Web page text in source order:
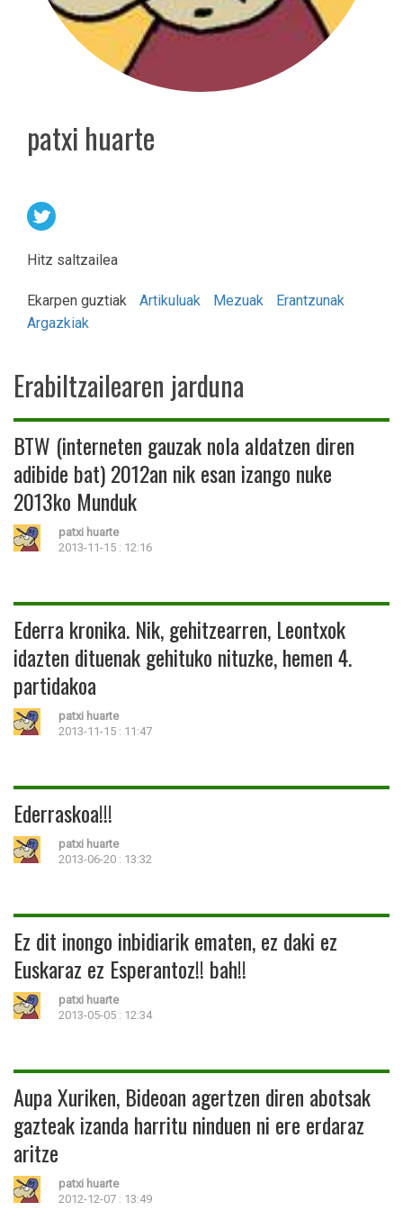
patxi huarte
Hitz saltzailea
Ekarpen guztiak Artikuluak Mezuak
Erantzunak
Argazkiak
Erabiltzailearen jarduna
BTW (interneten gauzak nola aldatzen diren
adibide bat) 2012an nik esan izango nuke
2013ko Munduk
patxi huarte
2013-11-15 : 12:16
Ederra kronika. Nik, gehitzearren, Leontxok
idazten dituenak gehituko nituzke, hemen 4.
partidakoa
patxi huarte
2013-11-15 : 11:47
Ederraskoa!!!
patxi huarte
2013-06-20 : 13:32
Ez dit inongo inbidiarik ematen, ez daki ez
Euskaraz ez Esperantoz!! bah!!
patxi huarte
2013-05-05 : 12:34
Aupa Xuriken, Bideoan agertzen diren abotsak
gazteak izanda harritu ninduen ni ere erdaraz
aritze
patxi huarte
2012-12-07 : 13:49